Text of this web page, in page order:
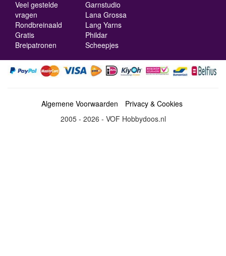
Veel gestelde
vragen
Rondbreinaald
Gratis
Breipatronen
Garnstudio
Lana Grossa
Lang Yarns
Phildar
Scheepjes
Algemene Voorwaarden
Privacy & Cookies
2005 - 2026 - VOF Hobbydoos.nl